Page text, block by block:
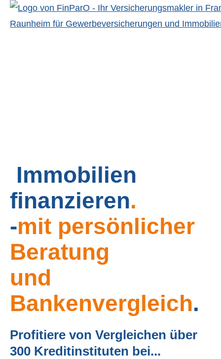
Immobilien
finanzieren.
-mit persönlicher
Beratung
und
Bankenvergleich.
Profitiere von Vergleichen über
300 Kreditinstituten bei...